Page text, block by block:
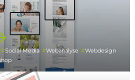
Social Media Webanalyse
Webdesign